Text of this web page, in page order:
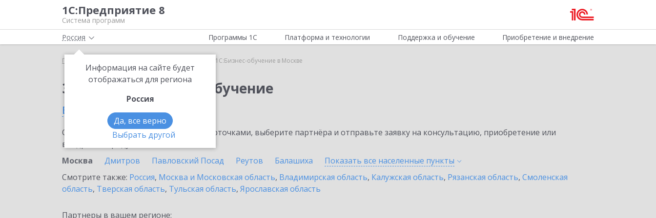
1С:Предприятие 8
Система программ
Россия
Информация на сайте будет
отображаться для региона
Россия
Да, все верно
Выбрать другой
Программы 1С Платформа и технологии Поддержка и обучение Приобретение и внедрение
Главная 1С:Бизнес-обучение в Москве
Заказать 1С:Бизнес-обучение
в Москве
Ознакомьтесь с информационными карточками, выберите партнёра и отправьте заявку на консультацию, приобретение или
внедрение продукта.
Москва
Дмитров Павловский Посад Реутов Балашиха Показать все населенные пункты
Смотрите также: Россия, Москва и Московская область, Владимирская область, Калужская область, Рязанская область, Смоленская
область, Тверская область, Тульская область, Ярославская область
Партнеры в вашем регионе: